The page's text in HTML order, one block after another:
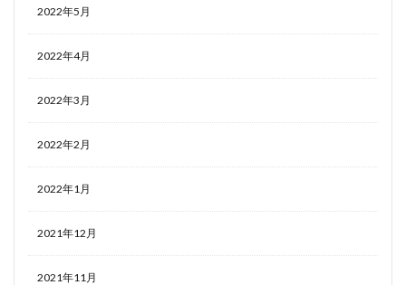
2022年5月
2022年4月
2022年3月
2022年2月
2022年1月
2021年12月
2021年11月